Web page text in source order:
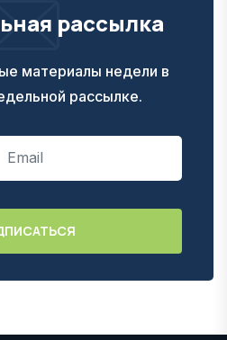
рассылка
материалы недели в
рассылке.